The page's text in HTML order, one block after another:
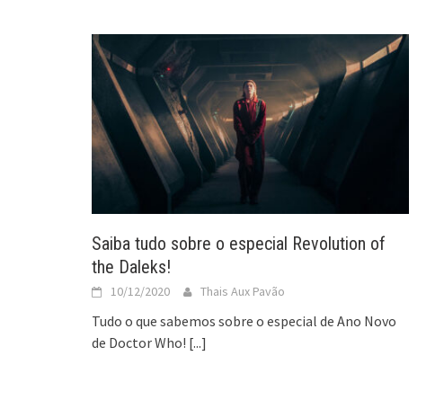
Saiba tudo sobre o especial Revolution of
the Daleks!
10/12/2020 Thais Aux Pavão
Tudo o que sabemos sobre o especial de Ano Novo
de Doctor Who! [...]